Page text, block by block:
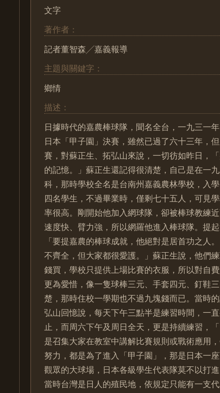
文字
著作者：
記者董智森╱嘉義報導
主題與關鍵字：
鄉情
描述：
日據時代的嘉農棒球隊，聞名全台，一九三一
日本「甲子園」決賽，雖然已過了六十三年，
賽，對蘇正生、拓弘山來說，一切彷如昨日，
的記憶。」蘇正生還記得很清楚，自己是在一
科，那時學校全名是台南州嘉義農林學校，入
四名學生，不過畢業時，僅剩七十五人，可見
率很高。剛開始他加入網球隊，卻被棒球教練
速度快、臂力強，所以網羅他進入棒球隊。提
「要提嘉農的棒球成就，他絕對是居首功之人
不齊全，但大家都很愛護。」蘇正生說，他們
錢買，學校只提供上場比賽的衣服，所以對自
更為愛惜，像一隻球棒三元、手套四元、釘鞋
楚，那時住校一學期也不過九塊錢而已。當時
弘山回憶說，每天下午三點半是練習時間，一
止，而周六下午及周日全天，更是持續練習，
是召集大家在教室中講解比賽規則或戰術應用
努力，都是為了進入「甲子園」，那是日本一
觀眾的大球場，日本各級學生代表隊莫不以打
當時台灣是日人的殖民地，依規定只能有一支